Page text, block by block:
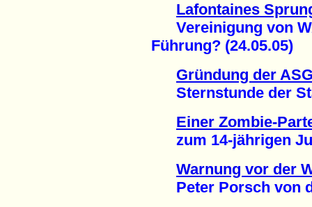
Lafontaines
Vereinigung von
Führung? (24.05.05)
Gründung der
Sternstunde der
Einer Zombie-
zum 14-jährigen
Warnung vor der
Peter Porsch von